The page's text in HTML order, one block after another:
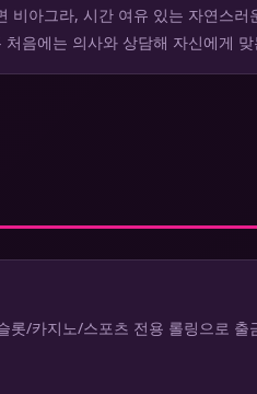
비아그라, 시간 여유 있는 자연스
음에는 의사와 상담해 자신에게
롯/카지노/스포츠 전용 롤링으로 출